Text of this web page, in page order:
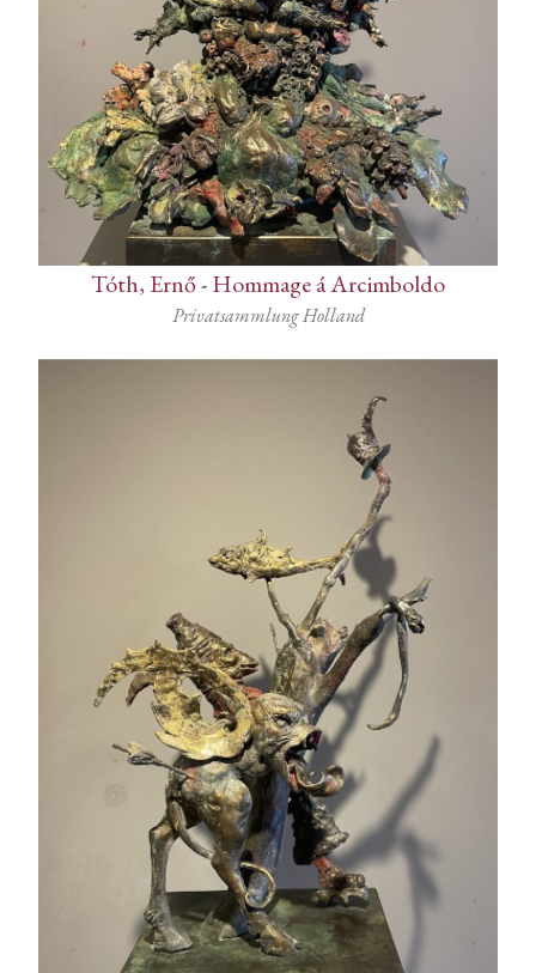
Tóth, Ernő-Hommage á Arcimboldo
Privatsammlung Holland